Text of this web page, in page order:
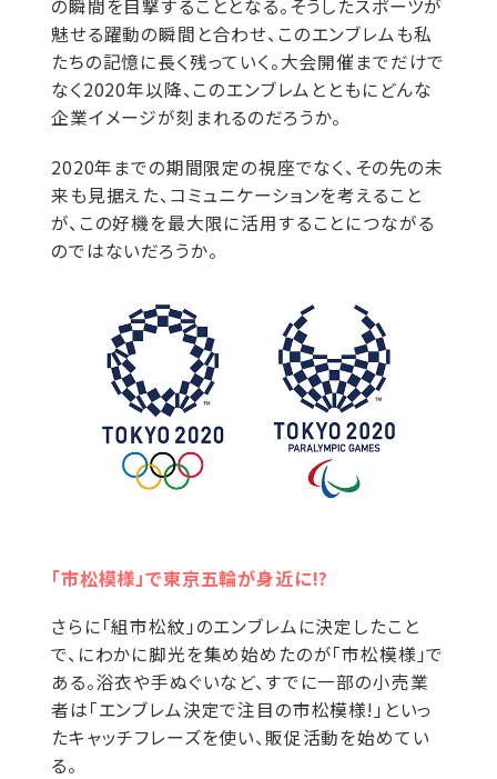
の瞬間を目撃することとなる。そうしたスポーツが
魅せる躍動の瞬間と合わせ、このエンブレムも私
たちの記憶に長く残っていく。大会開催までだけで
なく2020年以降、このエンブレムとともにどんな
企業イメージが刻まれるのだろうか。
2020年までの期間限定の視座でなく、その先の未
来も見据えた、コミュニケーションを考えること
が、この好機を最大限に活用することにつながる
のではないだろうか。
「市松模様」で東京五輪が身近に!?
さらに「組市松紋」のエンブレムに決定したこと
で、にわかに脚光を集め始めたのが「市松模様」で
ある。浴衣や手ぬぐいなど、すでに一部の小売業
者は「エンブレム決定で注目の市松模様!」といっ
たキャッチフレーズを使い、販促活動を始めてい
る。